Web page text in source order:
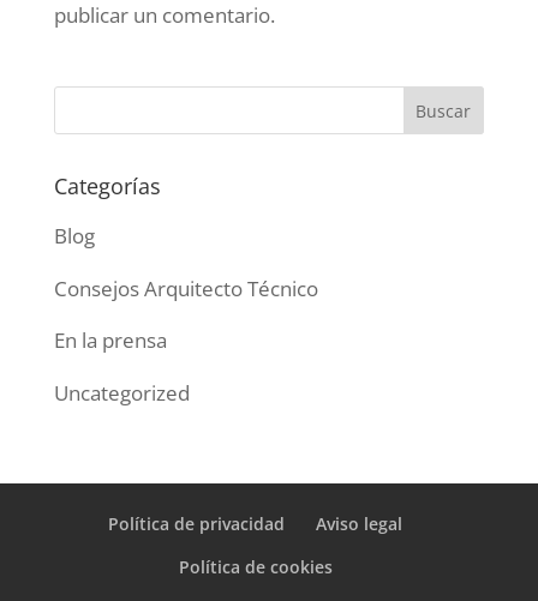
publicar un comentario.
Categorías
Blog
Consejos Arquitecto Técnico
En la prensa
Uncategorized
Política de privacidad
Aviso legal
Política de cookies